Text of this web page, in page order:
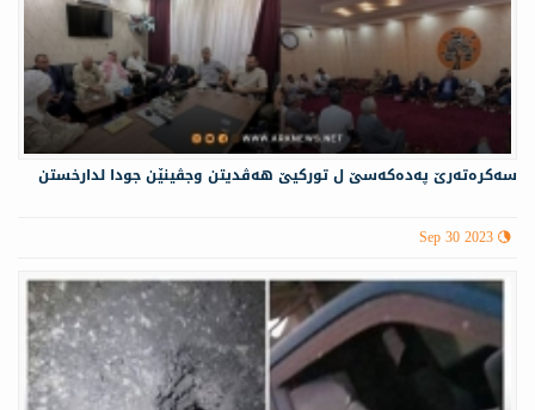
سەكرەتەرێ پەدەكەسێ ل توركیێ هەڤدیتن وجڤینێن جودا لدارخستن
Sep 30 2023